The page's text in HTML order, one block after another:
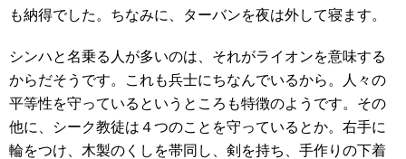
も納得でした。ちなみに、ターバンを夜は外して寝ます。
シンハと名乗る人が多いのは、それがライオンを意味する
からだそうです。これも兵士にちなんでいるから。人々の
平等性を守っているというところも特徴のようです。その
他に、シーク教徒は４つのことを守っているとか。右手に
輪をつけ、木製のくしを帯同し、剣を持ち、手作りの下着